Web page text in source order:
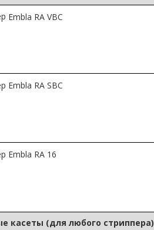
Embla RA VBC
Embla RA SBC
Embla RA 16
касеты (для любого стриппера)